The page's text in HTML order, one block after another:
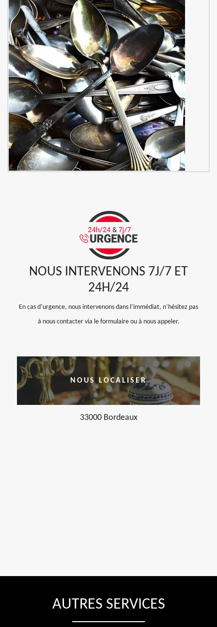
NOUS INTERVENONS 7J/7 ET
24H/24
En cas d’urgence, nous intervenons dans l’immédiat, n’hésitez pas
à nous contacter via le formulaire ou à nous appeler.
NOUS LOCALISER
33000 Bordeaux
AUTRES SERVICES